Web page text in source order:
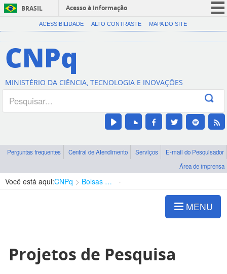
BRASIL
Acesso à informação
CORONAVÍRUS (COVID-19)
Canais
ACESSIBILIDADE ALTO CONTRASTE MAPA DO SITE
CNPq
MINISTÉRIO DA CIÊNCIA, TECNOLOGIA E INOVAÇÕES
Perguntas frequentes Central de Atendimento Serviços
E-mail do Pesquisador
Área de imprensa
Você está aqui:CNPq Bolsas e Auxílios Vigentes
MENU
Projetos de Pesquisa